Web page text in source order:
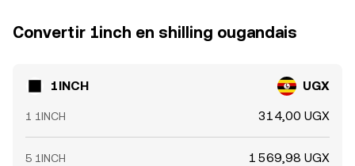
Convertir 1inch en shilling ougandais
1INCH UGX
1 1INCH 314,00 UGX
5 1INCH 1 569,98 UGX